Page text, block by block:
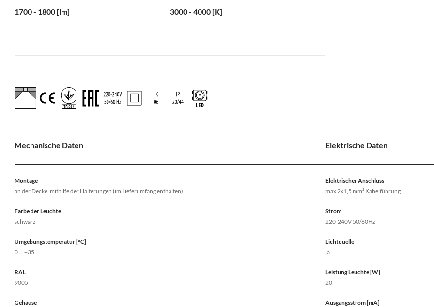
1700 - 1800 [lm] 3000 - 4000 [K]
Mechanische Daten
Montage
an der Decke, mithilfe der Halterungen (im Lieferumfang enthalten)
Farbe der Leuchte
schwarz
Umgebungstemperatur [°C]
0 ... +35
RAL
9005
Gehäuse
Elektrische Daten
Elektrischer Anschluss
max 2x1,5 mm² Kabelführung
Strom
220-240V 50/60Hz
Lichtquelle
ja
Leistung Leuchte [W]
20
Ausgangsstrom [mA]